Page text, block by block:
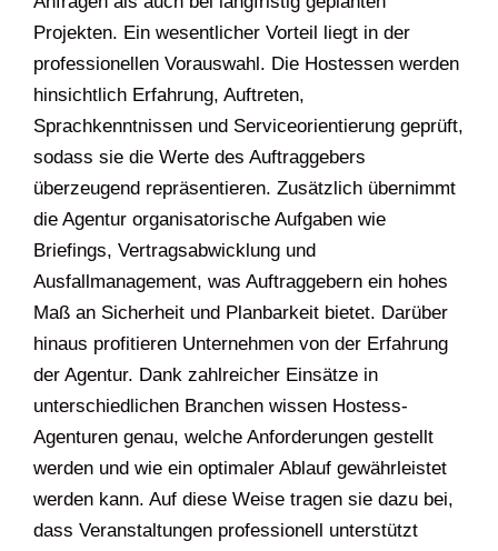
Projekten. Ein wesentlicher Vorteil liegt in der
professionellen Vorauswahl. Die Hostessen werden
hinsichtlich Erfahrung, Auftreten,
Sprachkenntnissen und Serviceorientierung geprüft,
sodass sie die Werte des Auftraggebers
überzeugend repräsentieren. Zusätzlich übernimmt
die Agentur organisatorische Aufgaben wie
Briefings, Vertragsabwicklung und
Ausfallmanagement, was Auftraggebern ein hohes
Maß an Sicherheit und Planbarkeit bietet. Darüber
hinaus profitieren Unternehmen von der Erfahrung
der Agentur. Dank zahlreicher Einsätze in
unterschiedlichen Branchen wissen Hostess-
Agenturen genau, welche Anforderungen gestellt
werden und wie ein optimaler Ablauf gewährleistet
werden kann. Auf diese Weise tragen sie dazu bei,
dass Veranstaltungen professionell unterstützt